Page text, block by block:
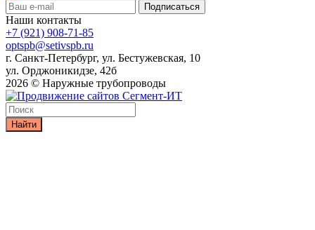
Наши контакты
+7 (921) 908-71-85
optspb@setivspb.ru
г. Санкт-Петербург, ул. Бестужевская, 10
ул. Орджоникидзе, 42б
2026 © Наружные трубопроводы
Найти